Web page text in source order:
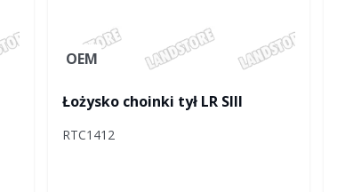
OEM
Łożysko choinki tył LR SIII
RTC1412